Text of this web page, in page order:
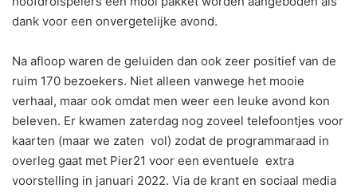
dank voor een onvergetelijke avond.
Na afloop waren de geluiden dan ook zeer positief van de
ruim 170 bezoekers. Niet alleen vanwege het mooie
verhaal, maar ook omdat men weer een leuke avond kon
beleven. Er kwamen zaterdag nog zoveel telefoontjes voor
kaarten (maar we zaten vol) zodat de programmaraad in
overleg gaat met Pier21 voor een eventuele extra
voorstelling in januari 2022. Via de krant en sociaal media